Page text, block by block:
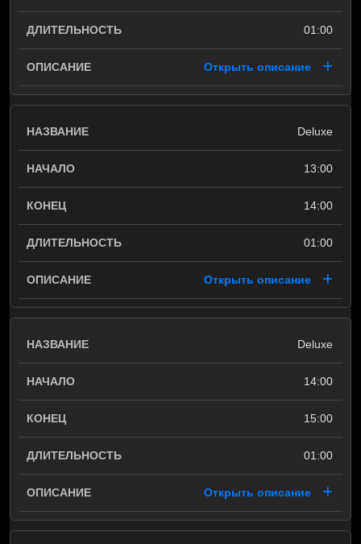
01:00
Открыть описание
Deluxe
13:00
14:00
01:00
Открыть описание
Deluxe
14:00
15:00
01:00
Открыть описание